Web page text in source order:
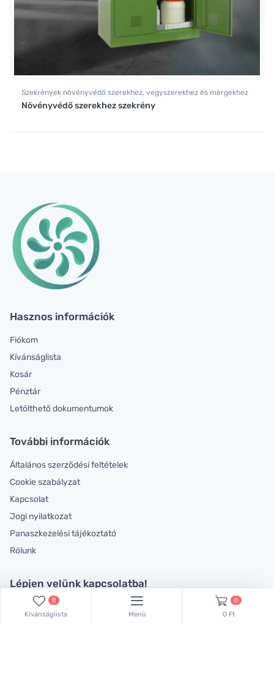
Szekrények növényvédő szerekhez, vegyszerekhez és mérgekhez
Növényvédő szerekhez szekrény
Hasznos információk
Fiókom
Kívánságlista
Kosár
Pénztár
Letölthető dokumentumok
További információk
Általános szerződési feltételek
Cookie szabályzat
Kapcsolat
Jogi nyilatkozat
Panaszkezelési tájékoztató
Rólunk
Lépjen velünk kapcsolatba!
Kollégáink készséggel állnak rendelkezésére!
0
Kívánságlista Menü
0
0 Ft